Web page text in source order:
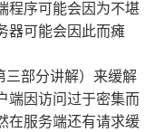
程序可能会因为不堪
器可能会因此而瘫
三部分讲解）来缓解
端因访问过于密集而
在服务端还有请求缓